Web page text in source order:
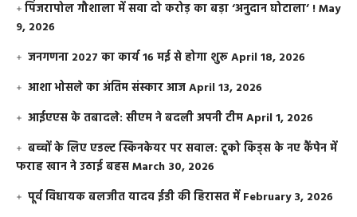
​पिंजरापोल गौशाला में सवा दो करोड़ का बड़ा ‘अनुदान घोटाला’ !May
9, 2026
जनगणना 2027 का कार्य 16 मई से होगा शुरूApril 18, 2026
आशा भोसले का अंतिम संस्कार आजApril 13, 2026
आईएएस के तबादले: सीएम ने बदली अपनी टीमApril 1, 2026
बच्चों के लिए एडल्ट स्किनकेयर पर सवाल: टूको किड्स के नए कैंपेन में
फराह खान ने उठाई बहसMarch 30, 2026
पूर्व विधायक बलजीत यादव ईडी की हिरासत में February 3, 2026